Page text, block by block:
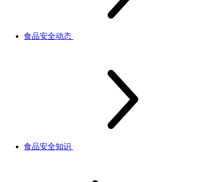
食品安全动态
食品安全知识